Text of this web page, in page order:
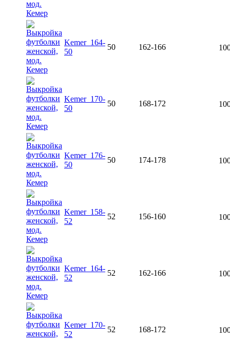
Kemer_164-
50
50 162-166
Kemer_170-
50
50 168-172
Kemer_176-
50
50 174-178
Kemer_158-
52
52 156-160
Kemer_164-
52
52 162-166
Kemer_170-
52
52 168-172